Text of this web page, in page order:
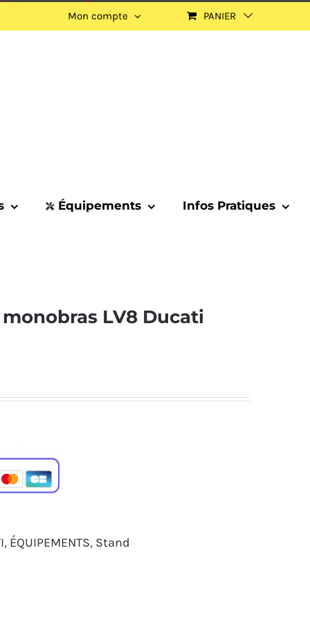
Mon compte PANIER
Équipements Infos Pratiques
LV8 Ducati
ÉQUIPEMENTS Stand